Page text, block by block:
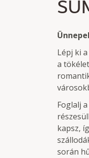
Legyen tag
Éjszakai
Lépj ki
a
Foglalj
kapsz,
során